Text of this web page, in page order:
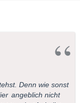
Denn wie sonst
angeblich nicht